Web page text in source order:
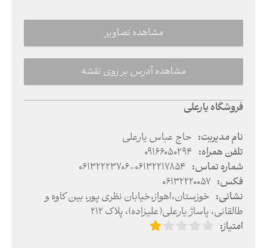
مشاهده تصاویر
مشاهده آدرس بر روی نقشه
فروشگاه یارعلی
نام مدیریت: حاج عباس یارعلی
تلفن همراه:
09166050294
شماره تماس:
06132223706-06132217854
فکس:
06132220057
نشانی: خوزستان،اهواز،خیابان نظری پور، بین کاوه و
طالقانی، پاساژ یارعلی(علیزاده)، پلاک ۲۱۲
امتیاز: